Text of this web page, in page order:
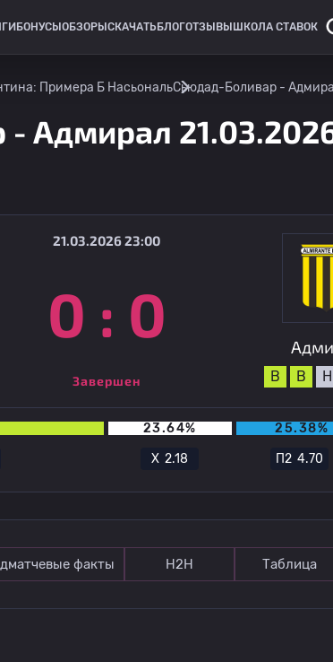
БОНУСЫ ОБЗОРЫ СКАЧАТЬ БЛОГОТЗЫВЫ ШКОЛА СТАВОК
Примера Б НасьональСьюдад-Боливар -
Адмирал
21.03.2026 23:00
0 : 0
Завершен В В Н
23.64%
25.38%
Х 2.18 П2 4.70
факты Н2Н Таблица
Адмирал